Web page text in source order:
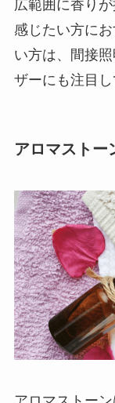
広範囲に香り
感じたい方に
い方は、間接
ザーにも注目し
アロマストー